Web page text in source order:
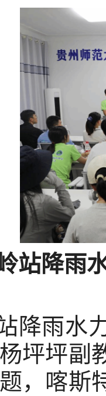
站降雨
降雨水
坪坪副
，喀斯